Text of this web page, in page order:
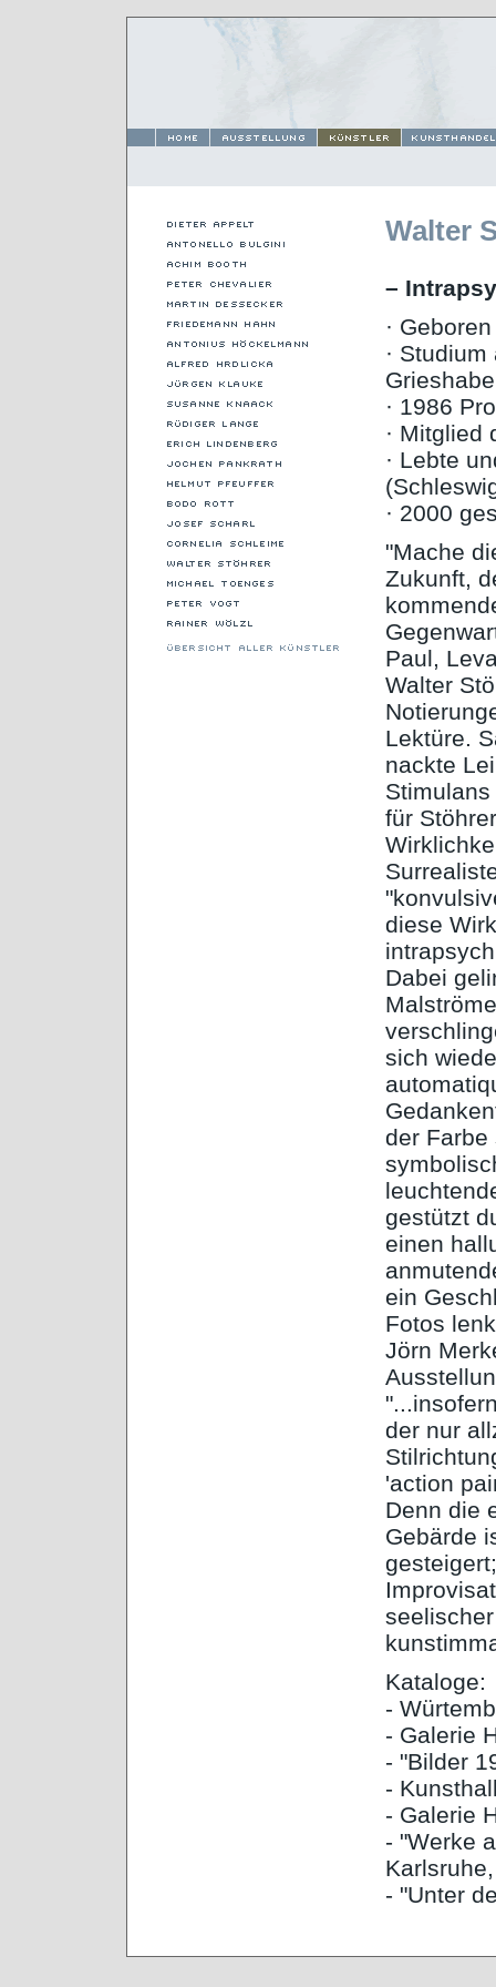
Walter
–
·
·
· 1986
· Mitglied
· Lebte
· 2000
"Mache
Zukunft,
Paul,
Walter
Lektüre.
nackte
für
diese
Dabei
sich
der Farbe
gestützt
einen
ein
Fotos
Jörn
der nur
'action
Denn die
Gebärde
Kataloge:
-
- Galerie
- "Bilder
-
- Galerie
- "Werke
- "Unter